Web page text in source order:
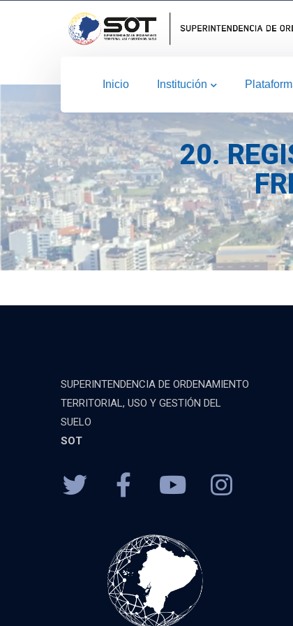
Inicio Institución
20.
SUPERINTENDENCIA DE ORDENAMIENTO
TERRITORIAL, USO Y GESTIÓN DEL
SUELO
SOT